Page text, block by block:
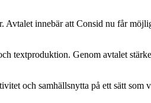
innebär att Consid nu får
textproduktion. Genom avtalet
och samhällsnytta på ett sätt som